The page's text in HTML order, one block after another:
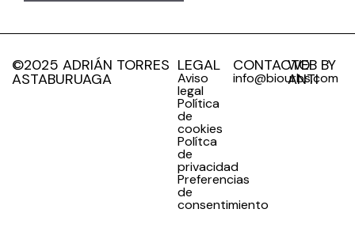
©2025 ADRIÁN TORRES
ASTABURUAGA
LEGAL
Aviso
legal
Política
de
cookies
Polítca
de
privacidad
Preferencias
de
consentimiento
CONTACTO
info@biourbs.com
WEB BY
ANTI